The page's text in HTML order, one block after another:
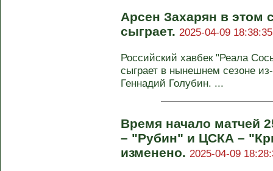
Арсен Захарян в этом
сыграет. 2025-04-09 18:38:35
Российский хавбек "Реала
сыграет в нынешнем сезоне
Геннадий Голубин. ...
Время начало матчей
– "Рубин" и ЦСКА –
изменено. 2025-04-09